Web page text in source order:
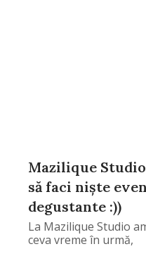
Mazilique
să faci niște
degustante :))
La Mazilique Studio
ceva vreme în urmă,